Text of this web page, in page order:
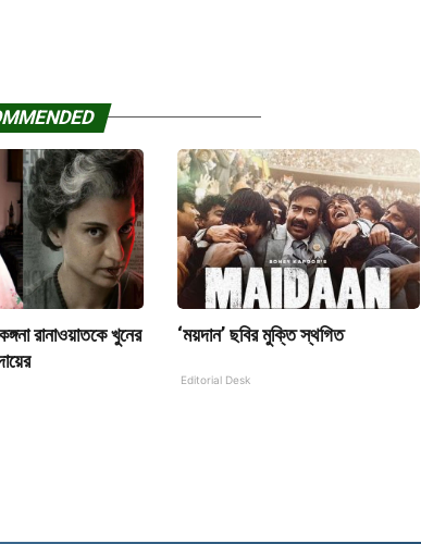
কঙ্গনা রানাওয়াতকে খুনের
‘ময়দান’ ছবির মুক্তি স্থগিত
Editorial Desk